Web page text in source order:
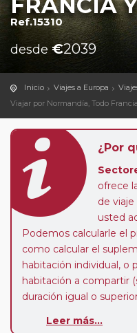
Ref.15310
desde €2039
Inicio Viajes a Europa
Viajar por Normandía, Todo
¿Por
ofrece
de
usted
Podemos calcularle el
como calcular el
habitación individual, o
habitación a compartir
duración igual o
de que usted pueda
Leer más...